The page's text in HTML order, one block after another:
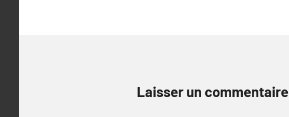
Laisser un commentaire